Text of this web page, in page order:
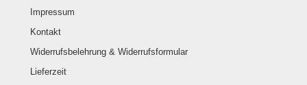
Impressum
Kontakt
Widerrufsbelehrung & Widerrufsformular
Lieferzeit